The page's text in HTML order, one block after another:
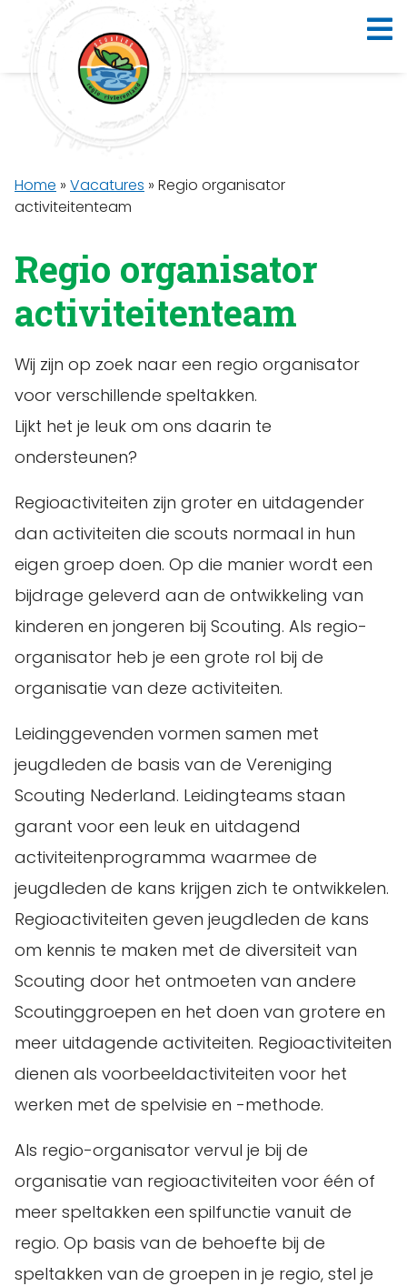
Home » Vacatures » Regio organisator
activiteitenteam
Regio organisator
activiteitenteam
Wij zijn op zoek naar een regio organisator
voor verschillende speltakken.
Lijkt het je leuk om ons daarin te
ondersteunen?
Regioactiviteiten zijn groter en uitdagender
dan activiteiten die scouts normaal in hun
eigen groep doen. Op die manier wordt een
bijdrage geleverd aan de ontwikkeling van
kinderen en jongeren bij Scouting. Als regio-
organisator heb je een grote rol bij de
organisatie van deze activiteiten.
Leidinggevenden vormen samen met
jeugdleden de basis van de Vereniging
Scouting Nederland. Leidingteams staan
garant voor een leuk en uitdagend
activiteitenprogramma waarmee de
jeugdleden de kans krijgen zich te ontwikkelen.
Regioactiviteiten geven jeugdleden de kans
om kennis te maken met de diversiteit van
Scouting door het ontmoeten van andere
Scoutinggroepen en het doen van grotere en
meer uitdagende activiteiten. Regioactiviteiten
dienen als voorbeeldactiviteiten voor het
werken met de spelvisie en -methode.
Als regio-organisator vervul je bij de
organisatie van regioactiviteiten voor één of
meer speltakken een spilfunctie vanuit de
regio. Op basis van de behoefte bij de
speltakken van de groepen in je regio, stel je